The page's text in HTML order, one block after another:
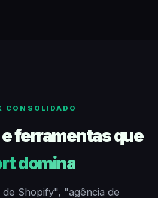
CONSOLIDADO
ferramentas que
domina
de Shopify", "agência de